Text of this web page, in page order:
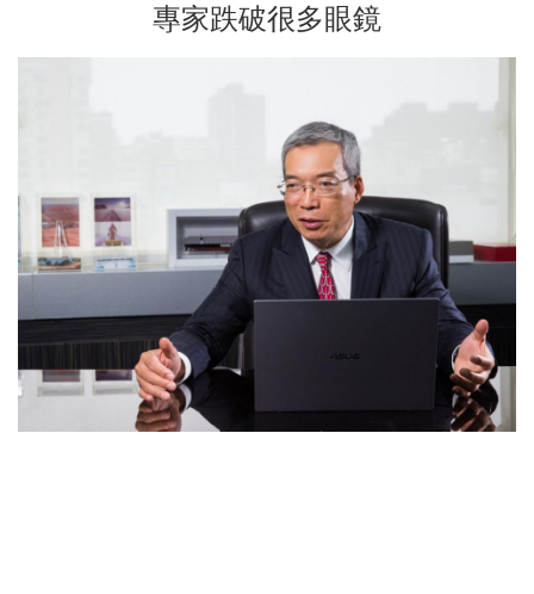
專家跌破很多眼鏡